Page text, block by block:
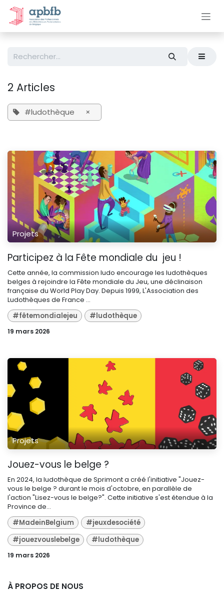
Se rendre au contenu
2 Articles
#ludothèque ×
Projets
Participez à la Fête mondiale du jeu !
Cette année, la commission ludo encourage les ludothèques
belges à rejoindre la Fête mondiale du Jeu, une déclinaison
française du World Play Day. Depuis 1999, L'Association des
Ludothèques de France ...
#fêtemondialejeu
#ludothèque
19 mars 2026
Projets
Jouez-vous le belge ?
En 2024, la ludothèque de Sprimont a créé l'initiative "Jouez-
vous le belge ? durant le mois d'octobre, en parallèle de
l'action "Lisez-vous le belge?". Cette initiative s'est étendue à la
Province de...
#MadeinBelgium
#jeuxdesociété
#jouezvouslebelge
#ludothèque
19 mars 2026
À PROPOS DE NOUS